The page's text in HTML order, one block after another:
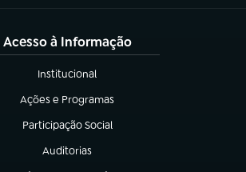
Acesso à Informação
Institucional
(abre em nova aba)
Ações e Programas
(abre em nova aba)
Participação Social
(abre em nova aba)
Auditorias
(abre em nova aba)